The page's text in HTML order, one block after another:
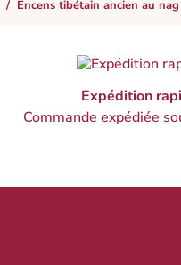
Encens tibétain ancien au
Expédition
Commande expédiée